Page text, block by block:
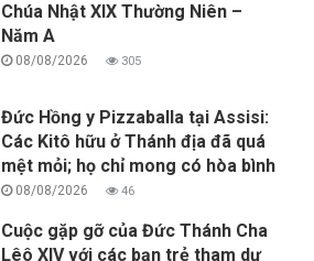
Chúa Nhật XIX Thường Niên –
Năm A
08/08/2026 305
Đức Hồng y Pizzaballa tại Assisi:
Các Kitô hữu ở Thánh địa đã quá
mệt mỏi; họ chỉ mong có hòa bình
08/08/2026 46
Cuộc gặp gỡ của Đức Thánh Cha
Lêô XIV với các bạn trẻ tham dự